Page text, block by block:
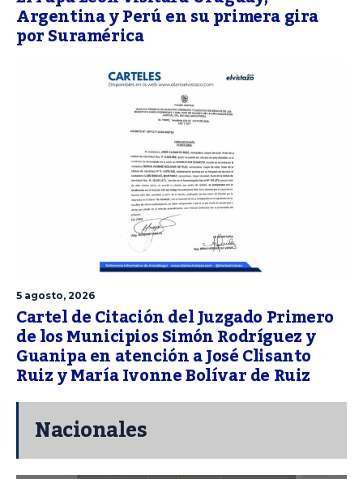
Argentina y Perú en su primera gira
por Suramérica
5 agosto, 2026
Cartel de Citación del Juzgado Primero
de los Municipios Simón Rodríguez y
Guanipa en atención a José Clisanto
Ruiz y María Ivonne Bolívar de Ruiz
Nacionales